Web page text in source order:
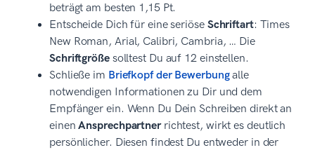
beträgt am besten 1,15 Pt.
Entscheide Dich für eine seriöse Schriftart: Times
New Roman, Arial, Calibri, Cambria, … Die
Schriftgrößesolltest Du auf 12 einstellen.
Schließe im Briefkopf der Bewerbungalle
notwendigen Informationen zu Dir und dem
Empfänger ein. Wenn Du Dein Schreiben direkt an
einenAnsprechpartnerrichtest, wirkt es deutlich
persönlicher. Diesen findest Du entweder in der